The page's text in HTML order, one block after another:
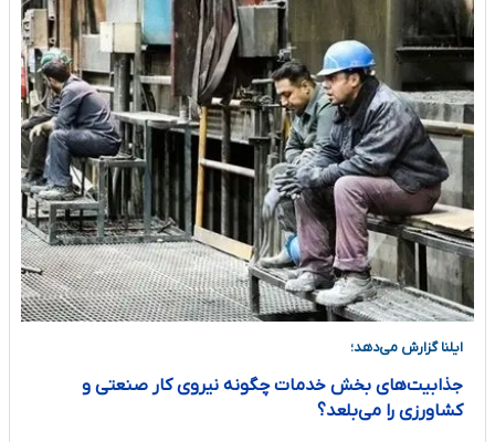
ایلنا گزارش می‌دهد؛
جذابیت‌های بخش خدمات چگونه نیروی کار صنعتی و
کشاورزی را می‌بلعد؟